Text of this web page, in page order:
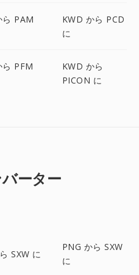
ら PAM
KWD から PCD
に
ら PFM
KWD から
PICON に
ーター
SXW に
PNG から SXW
に